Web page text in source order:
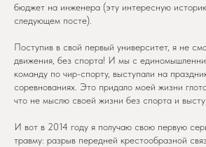
бюджет на инженера (эту интересную
следующем посте).
Поступив в свой первый университет, я не
движения, без спорта! И мы с
команду по чир-спорту, выступали на
соревнованиях. Это придало моей жизни
что не мыслю своей жизни без спорта и
И вот в 2014 году я получаю свою первую
травму: разрыв передней крестообразной